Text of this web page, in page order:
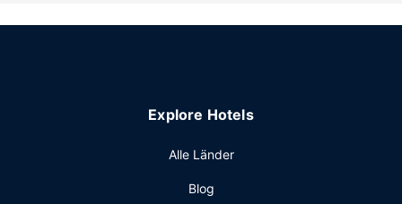
und Tennisplätze im Freien. Zu den Highlights, die dieses
Besuche die Bar im Pool oder eine der 2 Bars/Lounges und
täglich von 06:30 Uhr bis 10:30 Uhr ein Frühstücksbuffet
Explore Hotels
Alle Länder
Blog